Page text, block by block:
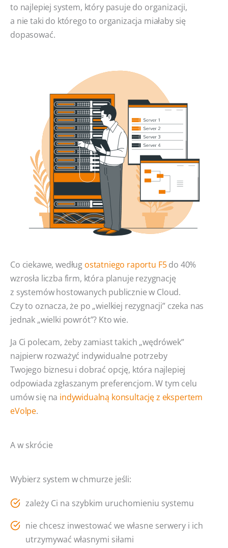
to najlepiej system, który pasuje do organizacji,
a nie taki do którego to organizacja miałaby się
dopasować.
Co ciekawe, według ostatniego raportu F5do 40%
wzrosła liczba firm, która planuje rezygnację
z systemów hostowanych publicznie w Cloud.
Czy to oznacza, że po „wielkiej rezygnacji” czeka nas
jednak „wielki powrót”? Kto wie.
Ja Ci polecam, żeby zamiast takich „wędrówek”
najpierw rozważyć indywidualne potrzeby
Twojego biznesu i dobrać opcję, która najlepiej
odpowiada zgłaszanym preferencjom. W tym celu
umów się na indywidualną konsultację z ekspertem
eVolpe.
A w skrócie
Wybierz system w chmurze jeśli:
zależy Ci na szybkim uruchomieniu systemu
nie chcesz inwestować we własne serwery i ich
utrzymywać własnymi siłami